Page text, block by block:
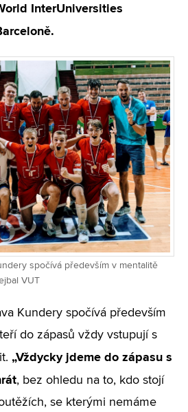
InterUniversities
spočívá především v mentalitě
VUT
Kundery spočívá především
do zápasů vždy vstupují s
„Vždycky jdeme do zápasu s
, bez ohledu na to, kdo stojí
se kterými nemáme